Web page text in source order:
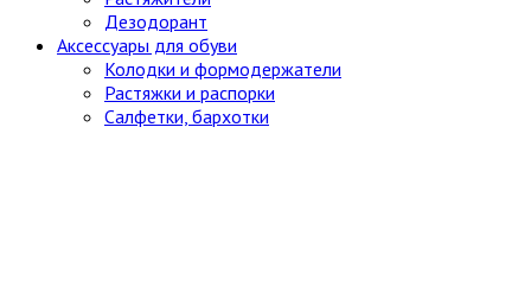
Дезодорант
Аксессуары для обуви
Колодки и формодержатели
Растяжки и распорки
Салфетки, бархотки